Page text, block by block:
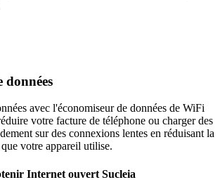
données
avec l'économiseur de données de WiFi
votre facture de téléphone ou charger des
sur des connexions lentes en réduisant la
votre appareil utilise.
Internet ouvert Sucleia